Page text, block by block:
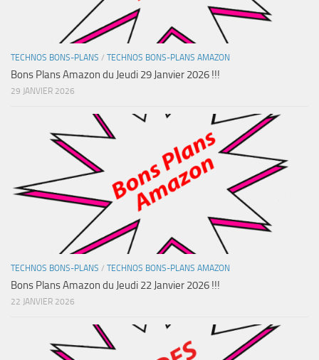
TECHNOS BONS-PLANS / TECHNOS BONS-PLANS AMAZON
Bons Plans Amazon du Jeudi 29 Janvier 2026 !!!
29 JANVIER 2026
TECHNOS BONS-PLANS / TECHNOS BONS-PLANS AMAZON
Bons Plans Amazon du Jeudi 22 Janvier 2026 !!!
22 JANVIER 2026